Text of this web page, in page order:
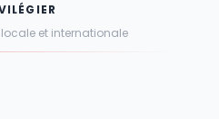
et internationale